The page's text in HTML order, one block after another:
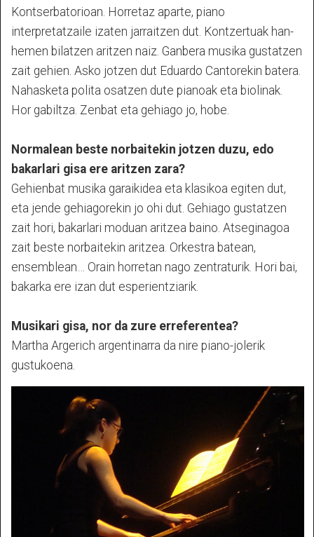
Kontserbatorioan. Horretaz aparte, piano
interpretatzaile izaten jarraitzen dut. Kontzertuak han-
hemen bilatzen aritzen naiz. Ganbera musika gustatzen
zait gehien. Asko jotzen dut Eduardo Cantorekin batera.
Nahasketa polita osatzen dute pianoak eta biolinak.
Hor gabiltza. Zenbat eta gehiago jo, hobe.
Normalean beste norbaitekin jotzen duzu, edo
bakarlari gisa ere aritzen zara?
Gehienbat musika garaikidea eta klasikoa egiten dut,
eta jende gehiagorekin jo ohi dut. Gehiago gustatzen
zait hori, bakarlari moduan aritzea baino. Atseginagoa
zait beste norbaitekin aritzea. Orkestra batean,
ensemblean… Orain horretan nago zentraturik. Hori bai,
bakarka ere izan dut esperientziarik.
Musikari gisa, nor da zure erreferentea?
Martha Argerich argentinarra da nire piano-jolerik
gustukoena.